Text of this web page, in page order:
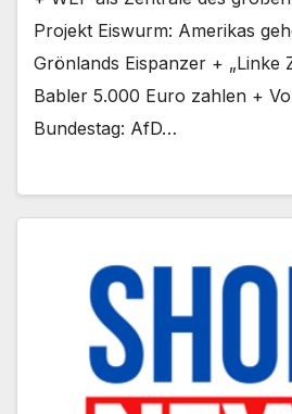
Projekt Eiswurm: Amerikas
Grönlands Eispanzer + „Linke
Babler 5.000 Euro zahlen +
Bundestag: AfD…